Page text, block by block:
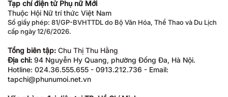
Tạp chí điện tử Phụ nữ Mới
Thuộc Hội Nữ trí thức Việt Nam
Số giấy phép: 81/GP-BVHTTDL do Bộ Văn Hóa, Thể Thao và Du Lịch
cấp ngày 12/6/2026.
Tổng biên tập: Chu Thị Thu Hằng
Địa chỉ: 94 Nguyễn Hy Quang, phường Đống Đa, Hà Nội.
Hotline: 024.36.555.655 - 0913.212.736 - Email:
tapchi@phunumoi.net.vn